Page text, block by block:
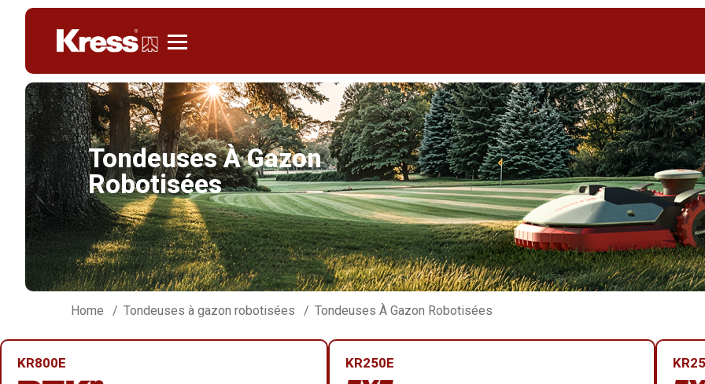
Tondeuses À Gazon
Robotisées
Home Tondeuses à gazon robotisées Tondeuses À Gazon Robotisées
KR800E KR250E